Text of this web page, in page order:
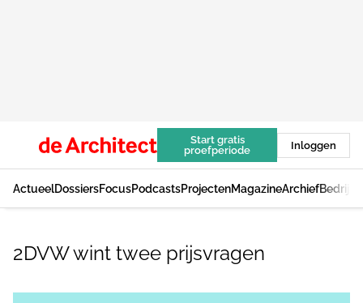
Start gratis
proefperiode
Inloggen
ActueelDossiersFocusPodcastsProjectenMagazineArchief
2DVW wint twee prijsvragen